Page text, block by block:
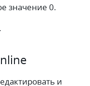
значение 0.
и